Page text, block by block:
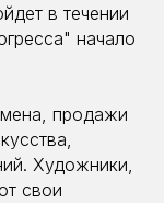
в течении
начало
продажи
Художники,
свои